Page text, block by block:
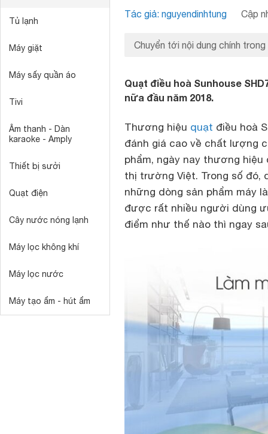
Tủ lạnh
Máy giặt
Máy sấy quần áo
Tivi
Âm thanh - Dàn
karaoke - Amply
Thiết bị sưởi
Quạt điện
Cây nước nóng lạnh
Máy lọc không khí
Máy lọc nước
Máy tạo ẩm - hút ẩm
Tác giả: nguyendinhtung Cập
Chuyển tới nội dung chính trong
Quạt điều hoà Sunhouse
nữa đầu năm 2018.
Thương hiệu quạt điều hoà
đánh giá cao về chất lượng
phẩm, ngày nay thương
thị trường Việt. Trong số đó,
những dòng sản phẩm máy
được rất nhiều người dùng
điểm như thế nào thì ngay